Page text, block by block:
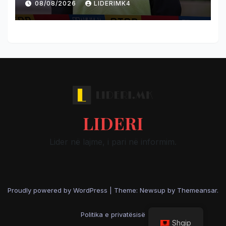
08/08/2026 LIDERIMK4
LIDERI
Lider në lajme, i pari në informim.
Proudly powered by WordPress Theme: Newsup by Themeansar.
Politika e privatësisë
Shqip